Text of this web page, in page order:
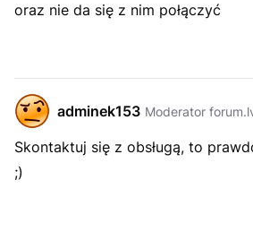
oraz nie da się z nim połączyć
adminek153 Moderator
Skontaktuj się z obsługą, to
;)